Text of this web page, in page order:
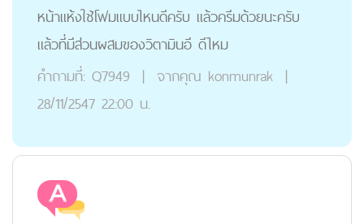
หน้าแห้งใช้โฟมแบบไหนดีครับ แล้วครีมด้วยนะครับ
แล้วที่มีส่วนผสมของวิตามินอี ดีไหม
คำถามที่: Q7949 | จากคุณ konmunrak |
28/11/2547 22:00 น.